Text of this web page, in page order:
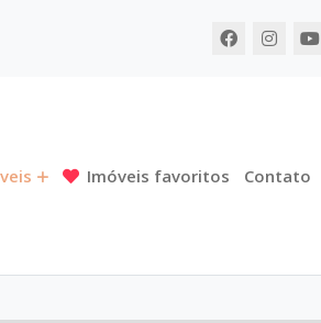
Imóveis favoritos Contato